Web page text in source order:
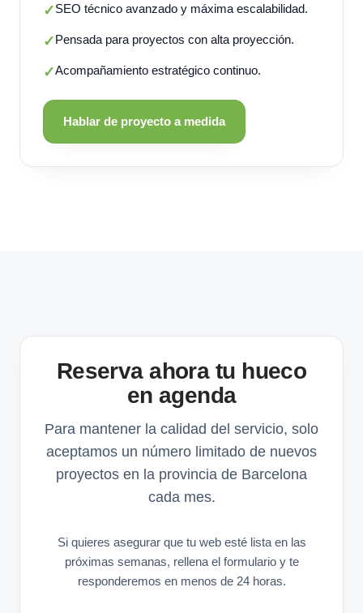
✓SEO técnico avanzado y máxima escalabilidad.
✓Pensada para proyectos con alta proyección.
✓Acompañamiento estratégico continuo.
Hablar de proyecto a medida
Reserva ahora tu hueco
en agenda
Para mantener la calidad del servicio, solo
aceptamos un número limitado de nuevos
proyectos en la provincia de Barcelona
cada mes.
Si quieres asegurar que tu web esté lista en las
próximas semanas, rellena el formulario y te
responderemos en menos de 24 horas.